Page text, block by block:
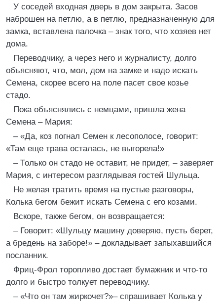
У соседей входная дверь в дом закрыта. Засов
наброшен на петлю, а в петлю, предназначенную для
замка, вставлена палочка – знак того, что хозяев нет
дома.
Переводчику, а через него и журналисту, долго
объясняют, что, мол, дом на замке и надо искать
Семена, скорее всего на поле пасет свое козье
стадо.
Пока объяснялись с немцами, пришла жена
Семена – Мария:
– «Да, коз погнал Семен к лесополосе, говорит:
«Там еще трава осталась, не выгорела!»
– Только он стадо не оставит, не придет, – заверяет
Мария, с интересом разглядывая гостей Шульца.
Не желая тратить время на пустые разговоры,
Колька бегом бежит искать Семена с его козами.
Вскоре, также бегом, он возвращается:
– Говорит: «Шульцу машину доверяю, пусть берет,
а бредень на заборе!» – докладывает запыхавшийся
посланник.
Фриц-Фрол торопливо достает бумажник и что-то
долго и быстро толкует переводчику.
– «Что он там жиркочет?»– спрашивает Колька у